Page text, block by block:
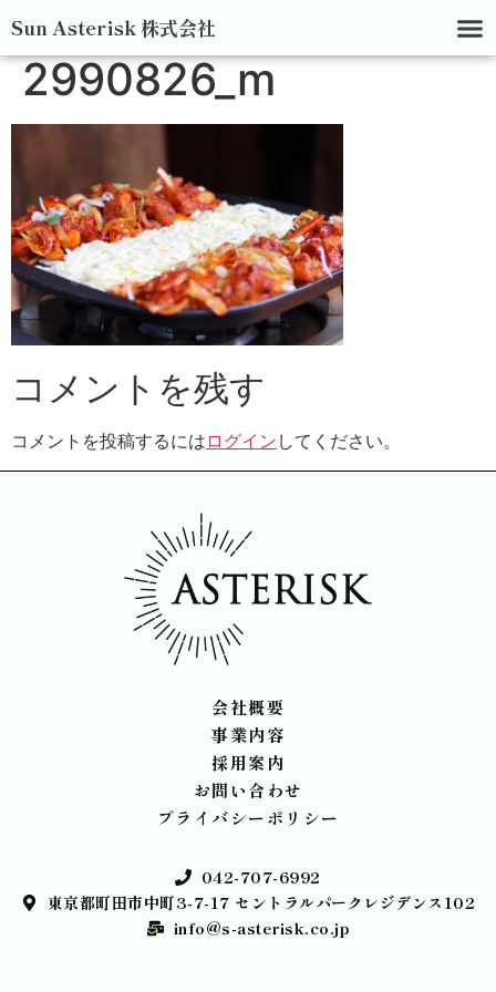
Sun Asterisk 株式会社
2990826_m
コメントを残す
コメントを投稿するには ログイン してください。
会社概要
事業内容
採用案内
お問い合わせ
プライバシーポリシー
042-707-6992
東京都町田市中町3-7-17 セントラルパークレジデンス102
info@s-asterisk.co.jp